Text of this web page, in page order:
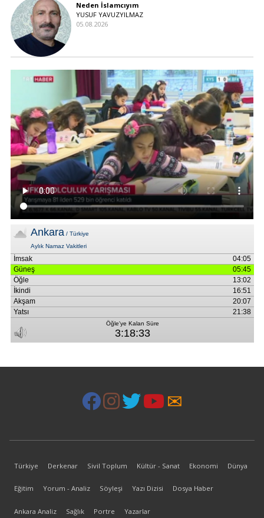
Neden İslamcıyım
YUSUF YAVUZYILMAZ
05.08.2026
Türkiye Derkenar Sivil Toplum Kültür - Sanat Ekonomi Dünya
Eğitim Yorum - Analiz Söyleşi Yazı Dizisi Dosya Haber
Ankara Analiz Sağlık Portre Yazarlar